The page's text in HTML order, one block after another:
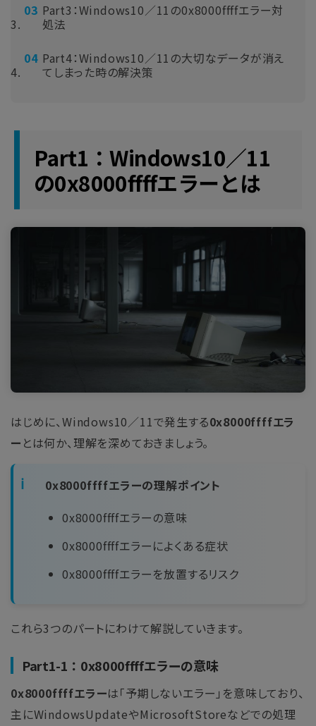
Part3：Windows10／11の0x8000ffffエラー対
処法
Part4：Windows10／11の大切なデータが消え
てしまった時の解決策
Part1：Windows10／11
の0x8000ffffエラーとは
はじめに、Windows10／11で発生する0x8000ffffエラ
ー とは何か、理解を深めておきましょう。
0x8000ffffエラーの理解ポイント
0x8000ffffエラーの意味
0x8000ffffエラーによくある症状
0x8000ffffエラーを放置するリスク
これら3つのパートにわけて解説していきます。
Part1-1：0x8000ffffエラーの意味
0x8000ffffエラーは「予期しないエラー」を意味しており、
主にWindowsUpdateやMicrosoftStoreなどでの処理